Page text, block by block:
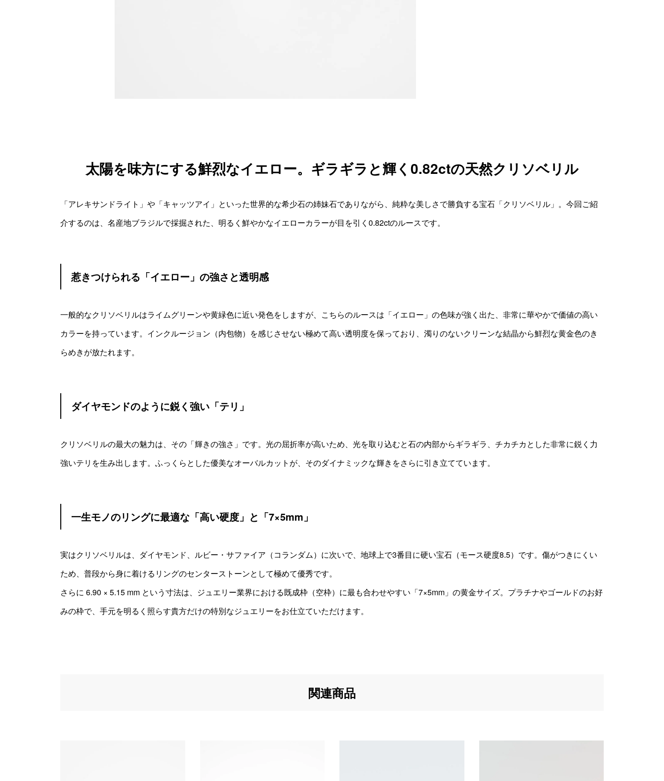
軽にお問い合わせください。
太陽を味方にする鮮烈なイエロー。ギラギラと輝く0.82ctの天然クリソベリル
「アレキサンドライト」や「キャッツアイ」といった世界的な希少石の姉妹石でありながら、純粋な美しさで勝負する宝石「クリソベリル」。今回ご紹
介するのは、名産地ブラジルで採掘された、明るく鮮やかなイエローカラーが目を引く0.82ctのルースです。
惹きつけられる「イエロー」の強さと透明感
一般的なクリソベリルはライムグリーンや黄緑色に近い発色をしますが、こちらのルースは「イエロー」の色味が強く出た、非常に華やかで価値の高い
カラーを持っています。インクルージョン（内包物）を感じさせない極めて高い透明度を保っており、濁りのないクリーンな結晶から鮮烈な黄金色のき
らめきが放たれます。
ダイヤモンドのように鋭く強い「テリ」
クリソベリルの最大の魅力は、その「輝きの強さ」です。光の屈折率が高いため、光を取り込むと石の内部からギラギラ、チカチカとした非常に鋭く力
強いテリを生み出します。ふっくらとした優美なオーバルカットが、そのダイナミックな輝きをさらに引き立てています。
一生モノのリングに最適な「高い硬度」と「7×5mm」
実はクリソベリルは、ダイヤモンド、ルビー・サファイア（コランダム）に次いで、地球上で3番目に硬い宝石（モース硬度8.5）です。傷がつきにくい
ため、普段から身に着けるリングのセンターストーンとして極めて優秀です。
さらに 6.90 × 5.15 mm という寸法は、ジュエリー業界における既成枠（空枠）に最も合わせやすい「7×5mm」の黄金サイズ。プラチナやゴールドのお好
みの枠で、手元を明るく照らす貴方だけの特別なジュエリーをお仕立ていただけます。
関連商品